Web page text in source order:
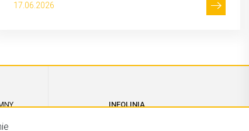
17.06.2026
INFOLINIA